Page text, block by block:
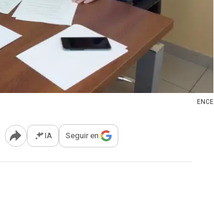
ENCE
Abrir opciones para compartir
IA Seguir en